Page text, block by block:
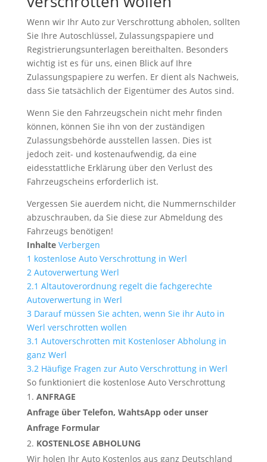
Wenn wir Ihr Auto zur Verschrottung abholen, sollten
Sie Ihre Autoschlüssel, Zulassungspapiere und
Registrierungsunterlagen bereithalten. Besonders
wichtig ist es für uns, einen Blick auf Ihre
Zulassungspapiere zu werfen. Er dient als Nachweis,
dass Sie tatsächlich der Eigentümer des Autos sind.
Wenn Sie den Fahrzeugschein nicht mehr finden
können, können Sie ihn von der zuständigen
Zulassungsbehörde ausstellen lassen. Dies ist
jedoch zeit- und kostenaufwendig, da eine
eidesstattliche Erklärung über den Verlust des
Fahrzeugscheins erforderlich ist.
Vergessen Sie auerdem nicht, die Nummernschilder
abzuschrauben, da Sie diese zur Abmeldung des
Fahrzeugs benötigen!
Inhalte Verbergen
1 kostenlose Auto Verschrottung in Werl
2 Autoverwertung Werl
2.1 Altautoverordnung regelt die fachgerechte
Autoverwertung in Werl
3 Darauf müssen Sie achten, wenn Sie ihr Auto in
Werl verschrotten wollen
3.1 Autoverschrotten mit Kostenloser Abholung in
ganz Werl
3.2 Häufige Fragen zur Auto Verschrottung in Werl
So funktioniert die kostenlose Auto Verschrottung
ANFRAGE
Anfrage über Telefon, WahtsApp oder unser
Anfrage Formular
KOSTENLOSE ABHOLUNG
Wir holen Ihr Auto Kostenlos aus ganz Deutschland